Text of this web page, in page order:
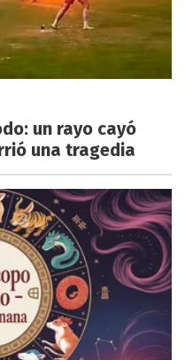
un rayo cayó
una tragedia